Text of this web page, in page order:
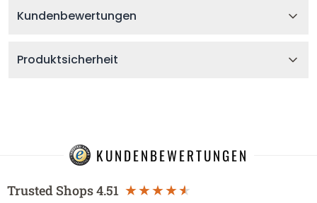
Kundenbewertungen
Produktsicherheit
KUNDENBEWERTUNGEN
Trusted Shops4.51